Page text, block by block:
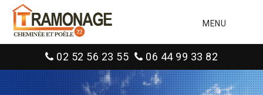
MENU
02 52 56 23 55 06 44 99 33 82